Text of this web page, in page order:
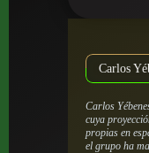
Carlos
Carlos
cuya
propias en
el grupo ha